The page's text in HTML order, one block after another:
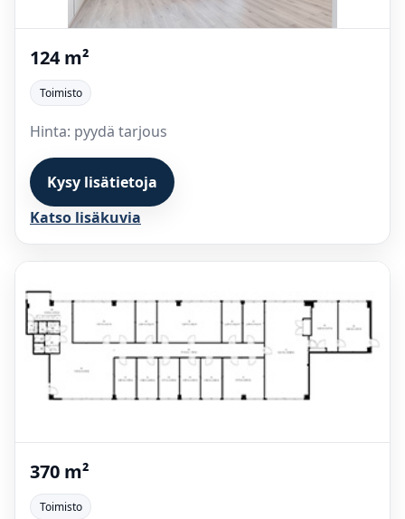
124 m²
Toimisto
Hinta: pyydä tarjous
Kysy lisätietoja
Katso lisäkuvia
370 m²
Toimisto